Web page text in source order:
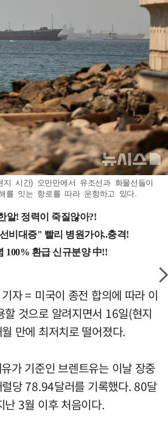
지 시간) 오만만에서 유조선과 화물선들이
를 잇는 항로를 따라 운항하고 있다.
자 = 미국이 종전 합의에 따라 이
할 것으로 알려지면서 16일(현지
만에 최저치로 떨어졌다.
가 기준인 브렌트유는 이날 장중
당 78.94달러를 기록했다. 80달
난 3월 이후 처음이다.